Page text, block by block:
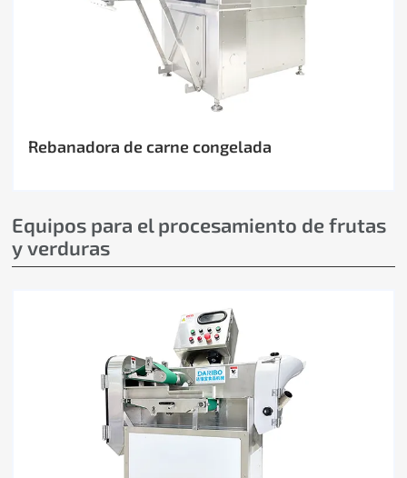
Rebanadora de carne congelada
Equipos para el procesamiento de frutas
y verduras